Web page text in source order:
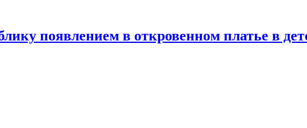
появлением в откровенном платье в